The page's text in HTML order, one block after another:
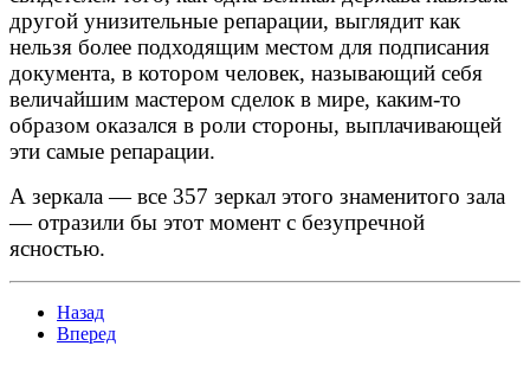
другой унизительные репарации, выглядит как
нельзя более подходящим местом для подписания
документа, в котором человек, называющий себя
величайшим мастером сделок в мире, каким-то
образом оказался в роли стороны, выплачивающей
эти самые репарации.
А зеркала — все 357 зеркал этого знаменитого зала
— отразили бы этот момент с безупречной
ясностью.
Назад
Вперед